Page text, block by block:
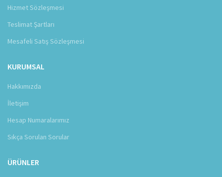
Hizmet Sözleşmesi
Teslimat Şartları
Mesafeli Satış Sözleşmesi
KURUMSAL
Hakkımızda
İletişim
Hesap Numaralarımız
Sıkça Sorulan Sorular
ÜRÜNLER